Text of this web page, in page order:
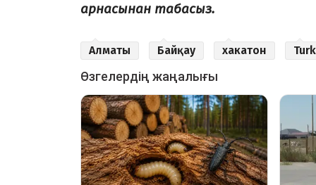
арнасынан табасыз.
Алматы Байқау хакатон